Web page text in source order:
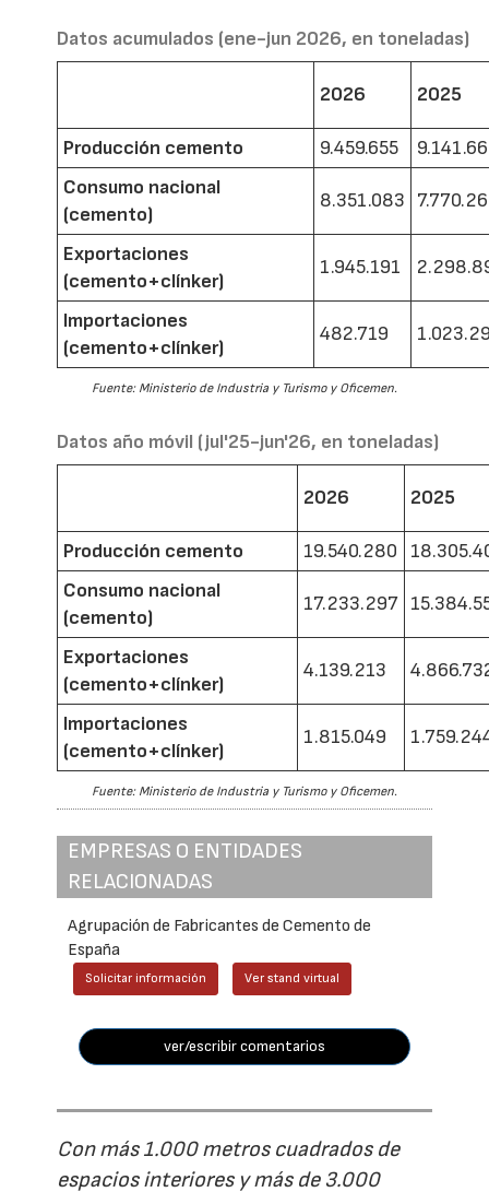
Datos acumulados (ene-jun 2026, en toneladas)
2026 2025
Producción cemento 9.459.655
Consumo nacional
(cemento)
8.351.083
Exportaciones
(cemento+clínker)
1.945.191
Importaciones
(cemento+clínker)
482.719
Fuente: Ministerio de Industria y Turismo y Oficemen.
Datos año móvil (jul'25-jun'26, en toneladas)
2026 2025
Producción cemento 19.540.280
Consumo nacional
(cemento)
17.233.297
Exportaciones
(cemento+clínker)
4.139.213
Importaciones
(cemento+clínker)
1.815.049
Fuente: Ministerio de Industria y Turismo y Oficemen.
EMPRESAS O ENTIDADES
RELACIONADAS
Agrupación de Fabricantes de Cemento de
España
Solicitar información Ver stand virtual
ver/escribir comentarios
Con más 1.000 metros cuadrados de
espacios interiores y más de 3.000